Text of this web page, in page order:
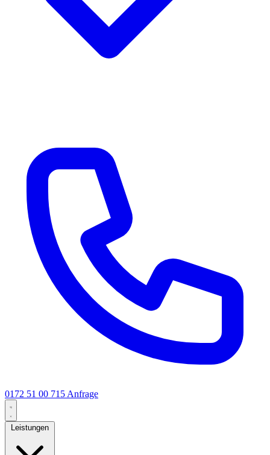
0172 51 00 715 Anfrage
Leistungen